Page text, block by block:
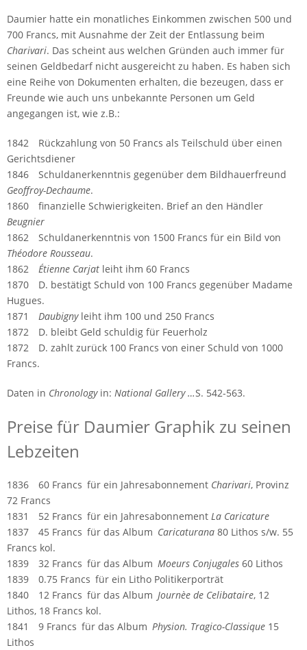
Daumier hatte ein monatliches Einkommen zwischen 500 und
700 Francs, mit Ausnahme der Zeit der Entlassung beim
Charivari. Das scheint aus welchen Gründen auch immer für
seinen Geldbedarf nicht ausgereicht zu haben. Es haben sich
eine Reihe von Dokumenten erhalten, die bezeugen, dass er
Freunde wie auch uns unbekannte Personen um Geld
angegangen ist, wie z.B.:
1842 Rückzahlung von 50 Francs als Teilschuld über einen
Gerichtsdiener
1846 Schuldanerkenntnis gegenüber dem Bildhauerfreund
Geoffroy-Dechaume.
1860 finanzielle Schwierigkeiten. Brief an den Händler
Beugnier
1862 Schuldanerkenntnis von 1500 Francs für ein Bild von
Théodore Rousseau.
1862 Étienne Carjat leiht ihm 60 Francs
1870 D. bestätigt Schuld von 100 Francs gegenüber Madame
Hugues.
1871 Daubignyleiht ihm 100 und 250 Francs
1872 D. bleibt Geld schuldig für Feuerholz
1872 D. zahlt zurück 100 Francs von einer Schuld von 1000
Francs.
Daten in Chronologyin: National Gallery …S. 542-563.
Preise für Daumier Graphik zu seinen
Lebzeiten
1836 60 Francs für ein Jahresabonnement Charivari, Provinz
72 Francs
1831 52 Francs für ein Jahresabonnement La Caricature
1837 45 Francs für das Album Caricaturana 80 Lithos s/w. 55
Francs kol.
1839 32 Francs für das Album Moeurs Conjugales 60 Lithos
1839 0.75 Francs für ein Litho Politikerporträt
1840 12 Francs für das Album Journèe de Celibataire, 12
Lithos, 18 Francs kol.
1841 9 Francs für das Album Physion. Tragico-Classique 15
Lithos